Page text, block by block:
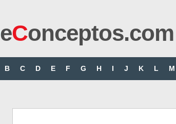
eConceptos.com
B C D E F G H I J K L M